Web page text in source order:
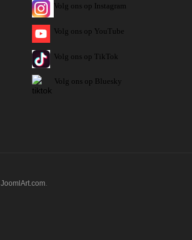
Volg ons op Instagram
Volg ons op YouTube
Volg ons op TikTok
Volg ons op Bluesky
JoomlArt.com